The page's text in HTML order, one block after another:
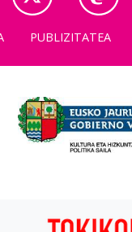
PUBLIZITATEA